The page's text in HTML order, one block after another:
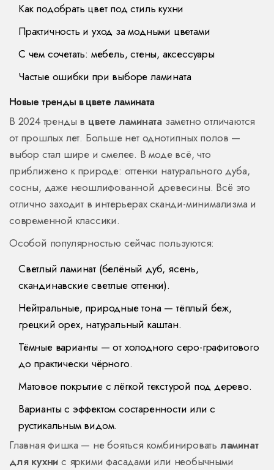
Как подобрать цвет под стиль кухни
Практичность и уход за модными цветами
С чем сочетать: мебель, стены, аксессуары
Частые ошибки при выборе ламината
Новые тренды в цвете ламината
В 2024 тренды в цвете ламината заметно отличаются
от прошлых лет. Больше нет однотипных полов —
выбор стал шире и смелее. В моде всё, что
приближено к природе: оттенки натурального дуба,
сосны, даже неошлифованной древесины. Всё это
отлично заходит в интерьерах сканди-минимализма и
современной классики.
Особой популярностью сейчас пользуются:
Светлый ламинат (белёный дуб, ясень,
скандинавские светлые оттенки).
Нейтральные, природные тона — тёплый беж,
грецкий орех, натуральный каштан.
Тёмные варианты — от холодного серо-графитового
до практически чёрного.
Матовое покрытие с лёгкой текстурой под дерево.
Варианты с эффектом состаренности или с
рустикальным видом.
Главная фишка — не бояться комбинировать ламинат
для кухни с яркими фасадами или необычными